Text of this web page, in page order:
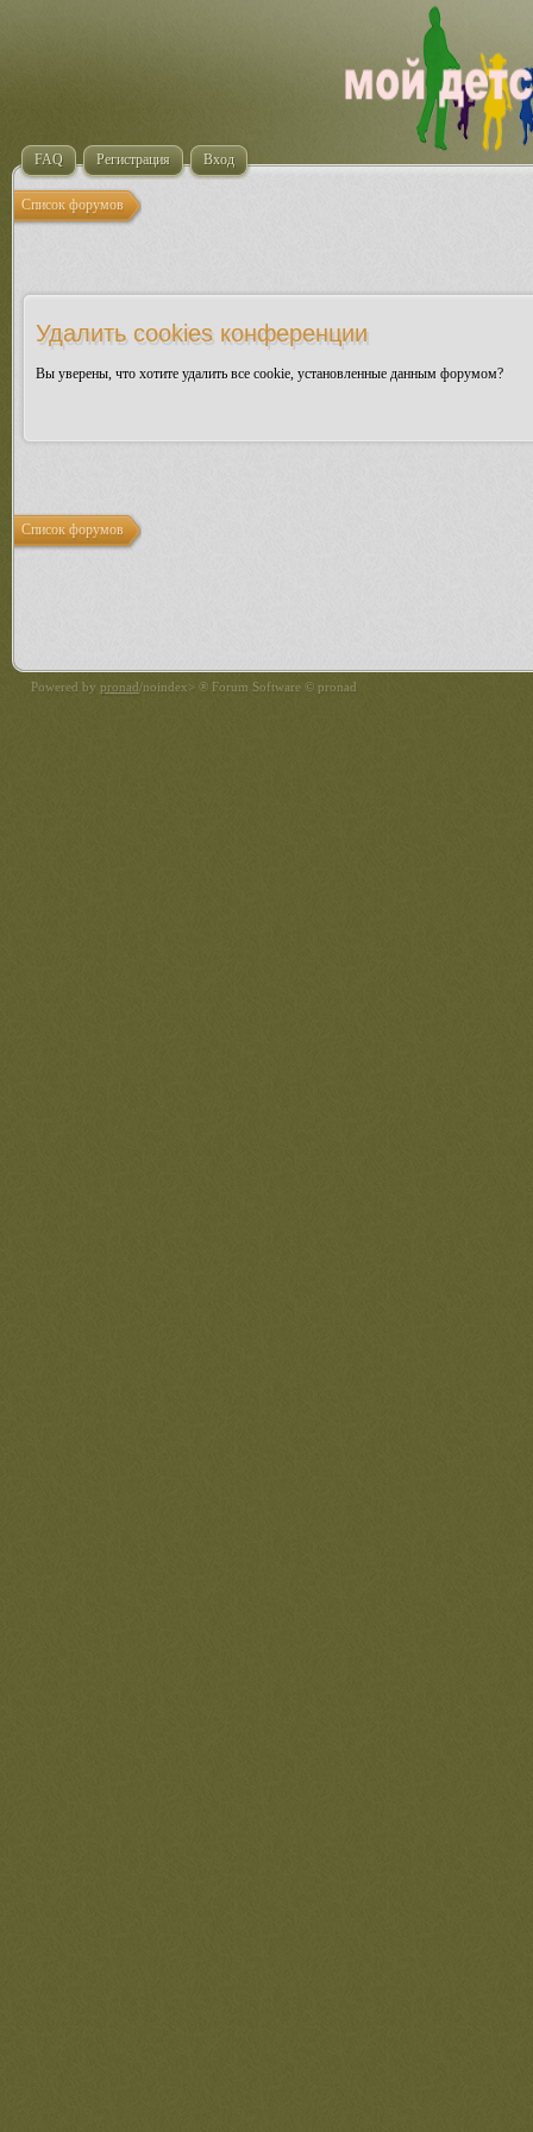
FAQ Регистрация Вход
Список форумов
Удалить cookies конференции
Вы уверены, что хотите удалить все cookie, установленные данным форумом?
Список форумов
Powered by pronad/noindex> ® Forum Software © pronad